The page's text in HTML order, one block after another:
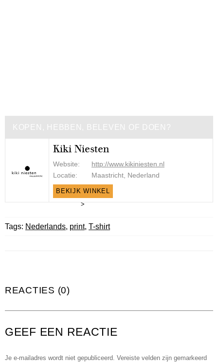
KOPEN, HEBBEN, BELEVEN OF DOEN?
Kiki Niesten
Website:
http://www.kikiniesten.nl
Locatie:
Maastricht, Nederland
BEKIJK WINKEL
>
Tags: Nederlands, print, T-shirt
REACTIES (0)
GEEF EEN REACTIE
Je e-mailadres wordt niet gepubliceerd. Vereiste velden zijn gemarkeerd